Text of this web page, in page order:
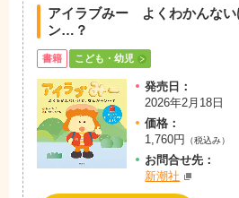
アイラブみー よくわかんない
ン…？
書籍 こども・幼児
発売日：
2026年2月18日
価格：
1,760円
（税込み）
お問合せ先：
新潮社